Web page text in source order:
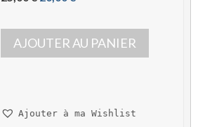
p
r
i
i
p
r
i
t
AJOUTER AU PANIER
Ajouter à ma Wishlist